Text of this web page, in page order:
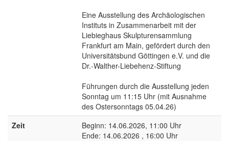
Eine Ausstellung des Archäologischen
Instituts in Zusammenarbeit mit der
Liebieghaus Skulpturensammlung
Frankfurt am Main, gefördert durch den
Universitätsbund Göttingen e.V. und die
Dr.-Walther-Liebehenz-Stiftung
Führungen durch die Ausstellung jeden
Sonntag um 11:15 Uhr (mit Ausnahme
des Ostersonntags 05.04.26)
Zeit
Beginn: 14.06.2026, 11:00 Uhr
Ende: 14.06.2026 , 16:00 Uhr